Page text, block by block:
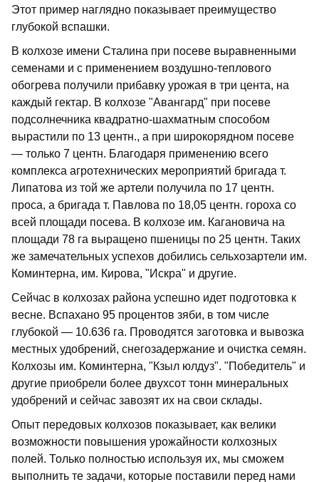
Этот пример наглядно показывает преимущество
глубокой вспашки.
В колхозе имени Сталина при посеве выравненными
семенами и с применением воздушно-теплового
обогрева получили прибавку урожая в три цента, на
каждый гектар. В колхозе "Авангард" при посеве
подсолнечника квадратно-шахматным способом
вырастили по 13 центн., а при широкорядном посеве
— только 7 центн. Благодаря применению всего
комплекса агротехнических мероприятий бригада т.
Липатова из той же артели получила по 17 центн.
проса, а бригада т. Павлова по 18,05 центн. гороха со
всей площади посева. В колхозе им. Кагановича на
площади 78 га выращено пшеницы по 25 центн. Таких
же замечательных успехов добились сельхозартели им.
Коминтерна, им. Кирова, "Искра" и другие.
Сейчас в колхозах района успешно идет подготовка к
весне. Вспахано 95 процентов зяби, в том числе
глубокой — 10.636 га. Проводятся заготовка и вывозка
местных удобрений, снегозадержание и очистка семян.
Колхозы им. Коминтерна, "Кзыл юлдуз". "Победитель" и
другие приобрели более двухсот тонн минеральных
удобрений и сейчас завозят их на свои склады.
Опыт передовых колхозов показывает, как велики
возможности повышения урожайности колхозных
полей. Только полностью используя их, мы сможем
выполнить те задачи, которые поставили перед нами